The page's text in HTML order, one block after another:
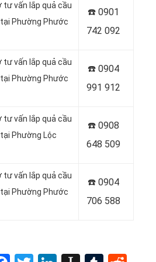
tư vấn lắp quả cầu
Phường Phước
☎️ 0901
742 092
tư vấn lắp quả cầu
Phường Phước
☎️ 0904
991 912
tư vấn lắp quả cầu
Phường Lộc
☎️ 0908
648 509
tư vấn lắp quả cầu
Phường Phước
☎️ 0904
706 588